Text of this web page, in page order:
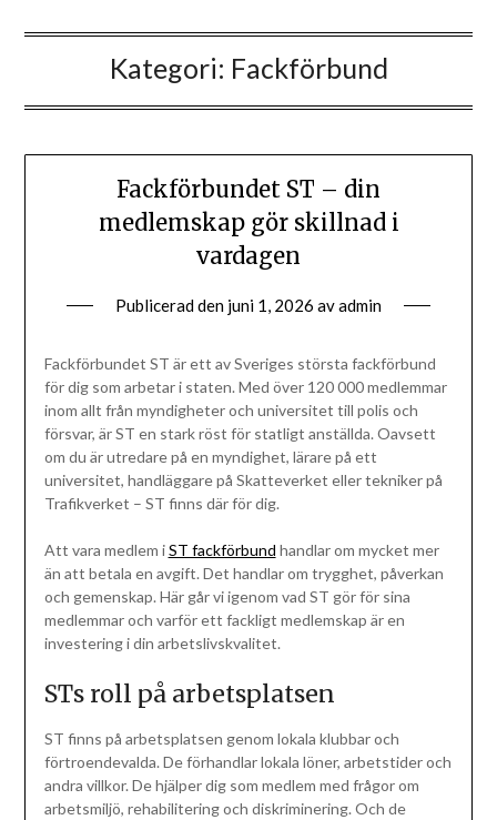
Kategori: Fackförbund
Fackförbundet ST – din
medlemskap gör skillnad i
vardagen
Publicerad den juni 1, 2026 avadmin
Fackförbundet ST är ett av Sveriges största fackförbund
för dig som arbetar i staten. Med över 120 000 medlemmar
inom allt från myndigheter och universitet till polis och
försvar, är ST en stark röst för statligt anställda. Oavsett
om du är utredare på en myndighet, lärare på ett
universitet, handläggare på Skatteverket eller tekniker på
Trafikverket – ST finns där för dig.
Att vara medlem iST fackförbund handlar om mycket mer
än att betala en avgift. Det handlar om trygghet, påverkan
och gemenskap. Här går vi igenom vad ST gör för sina
medlemmar och varför ett fackligt medlemskap är en
investering i din arbetslivskvalitet.
STs roll på arbetsplatsen
ST finns på arbetsplatsen genom lokala klubbar och
förtroendevalda. De förhandlar lokala löner, arbetstider och
andra villkor. De hjälper dig som medlem med frågor om
arbetsmiljö, rehabilitering och diskriminering. Och de